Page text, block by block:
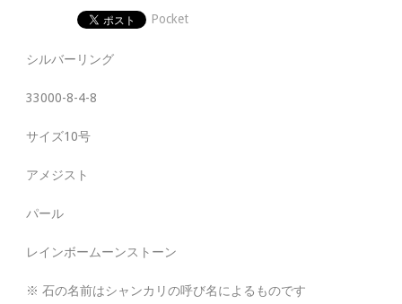
Pocket
シルバーリング
33000-8-4-8
サイズ10号
アメジスト
パール
レインボームーンストーン
※ 石の名前はシャンカリの呼び名によるものです